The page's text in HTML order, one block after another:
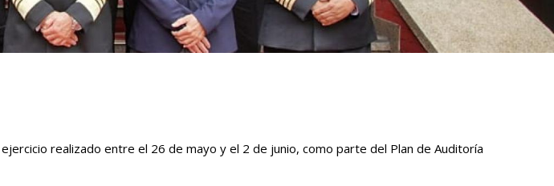
realizado entre el 26 de mayo y el 2 de junio, como parte del Plan de Auditoría